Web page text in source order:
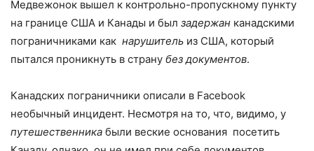
Медвежонок вышел к контрольно-пропускному пункту
на границе США и Канады и был задержан канадскими
пограничниками как нарушитель из США, который
пытался проникнуть в страну без документов.
Канадских пограничники описали в Facebook
необычный инцидент. Несмотря на то, что, видимо, у
путешественника были веские основания посетить